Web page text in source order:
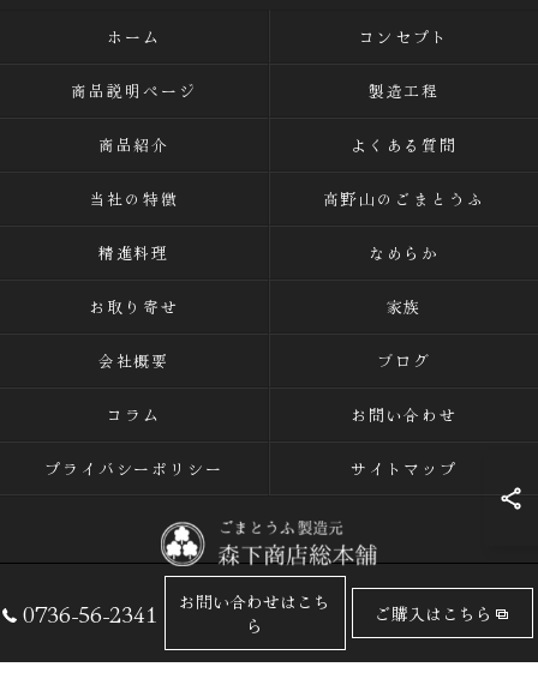
0736-56-2341
お問い合わせはこち
ら
ご購入はこちら
ホーム コンセプト
商品説明ページ 製造工程
商品紹介 よくある質問
当社の特徴 高野山のごまとうふ
精進料理 なめらか
お取り寄せ 家族
会社概要 ブログ
コラム お問い合わせ
プライバシーポリシー サイトマップ
© 2026 ごまとうふの専門店なら有限会社森下商店総本舗 ALL RIGHTS
RESERVED.